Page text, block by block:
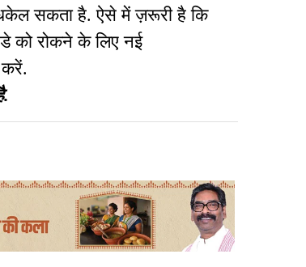
सकता है. ऐसे में ज़रूरी है कि
को रोकने के लिए नई
करें.